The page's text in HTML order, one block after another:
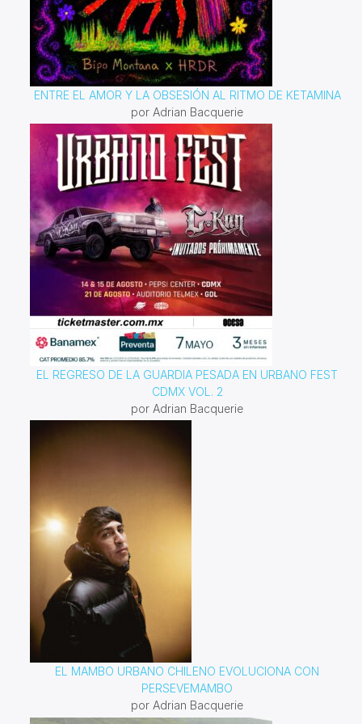
ENTRE EL AMOR Y LA OBSESIÓN AL RITMO DE KETAMINA
por Adrian Bacquerie
EL REGRESO DE LA GUARDIA PESADA EN URBANO FEST
CDMX VOL. 2
por Adrian Bacquerie
EL MAMBO URBANO CHILENO EVOLUCIONA CON
PERSEVEMAMBO
por Adrian Bacquerie